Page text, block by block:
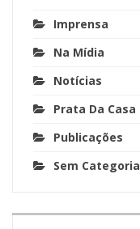
Imprensa
Na Mídia
Notícias
Prata Da Casa
Publicações
Sem Categoria